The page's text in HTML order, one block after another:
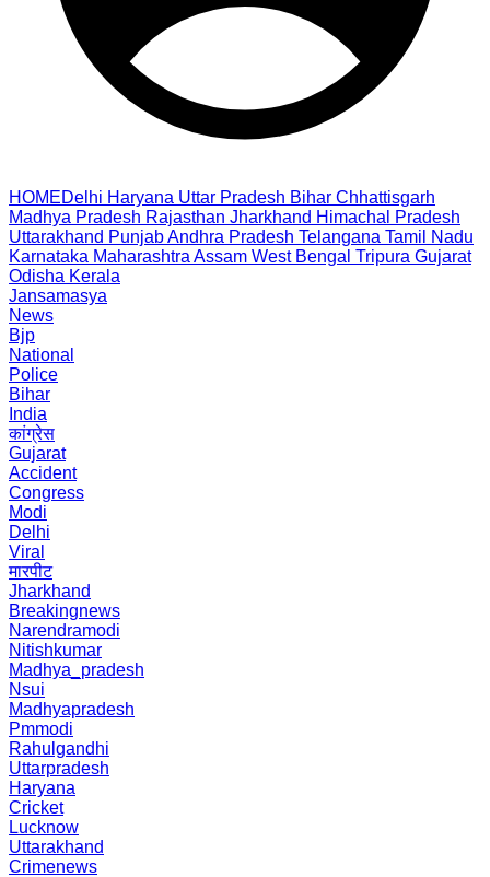
HOMEDelhi Haryana Uttar Pradesh Bihar Chhattisgarh
Madhya Pradesh Rajasthan Jharkhand Himachal Pradesh
Uttarakhand PunjabAndhra Pradesh Telangana Tamil Nadu
Karnataka Maharashtra Assam West Bengal Tripura Gujarat
Odisha Kerala
Jansamasya
News
Bjp
National
Police
Bihar
India
कांग्रेस
Gujarat
Accident
Congress
Modi
Delhi
Viral
मारपीट
Jharkhand
Breakingnews
Narendramodi
Nitishkumar
Madhya_pradesh
Nsui
Madhyapradesh
Pmmodi
Rahulgandhi
Uttarpradesh
Haryana
Cricket
Lucknow
Uttarakhand
Crimenews